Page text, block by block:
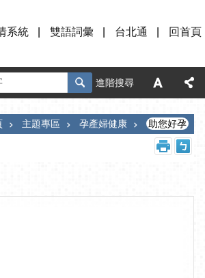
系統 雙語詞彙 台北通 回首頁
進階搜尋
主題專區 孕產婦健康 助您好孕